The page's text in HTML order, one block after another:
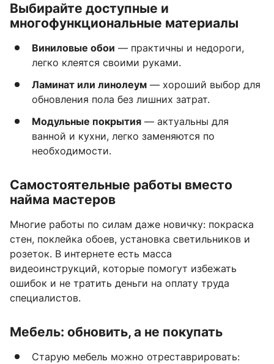
Выбирайте доступные и
многофункциональные материалы
Виниловые обои — практичны и недороги,
легко клеятся своими руками.
Ламинат или линолеум — хороший выбор для
обновления пола без лишних затрат.
Модульные покрытия — актуальны для
ванной и кухни, легко заменяются по
необходимости.
Самостоятельные работы вместо
найма мастеров
Многие работы по силам даже новичку: покраска
стен, поклейка обоев, установка светильников и
розеток. В интернете есть масса
видеоинструкций, которые помогут избежать
ошибок и не тратить деньги на оплату труда
специалистов.
Мебель: обновить, а не покупать
Старую мебель можно отреставрировать: